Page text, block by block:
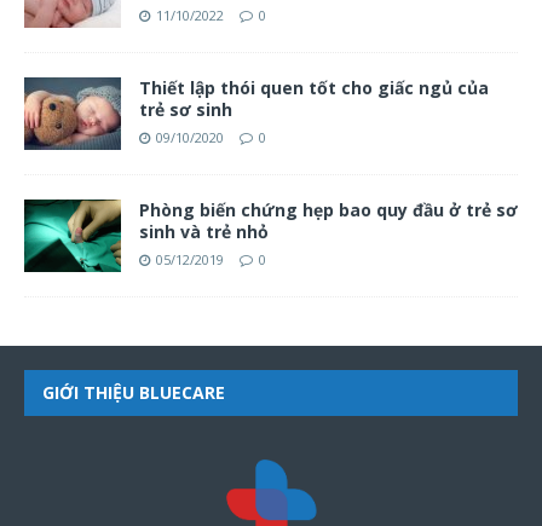
11/10/2022 0
Thiết lập thói quen tốt cho giấc ngủ của
trẻ sơ sinh
09/10/2020 0
Phòng biến chứng hẹp bao quy đầu ở trẻ sơ
sinh và trẻ nhỏ
05/12/2019 0
GIỚI THIỆU BLUECARE